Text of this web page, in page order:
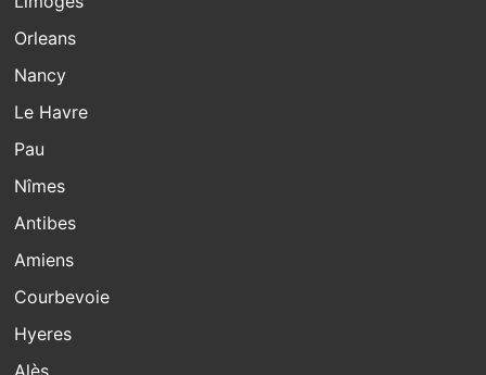
Orleans
Nancy
Le Havre
Pau
Nîmes
Antibes
Amiens
Courbevoie
Hyeres